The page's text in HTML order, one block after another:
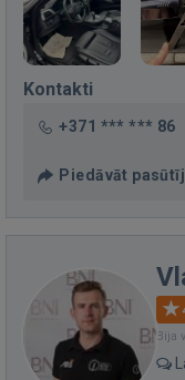
Kontakti
+371 *** *** 86
Piedāvāt
Bija